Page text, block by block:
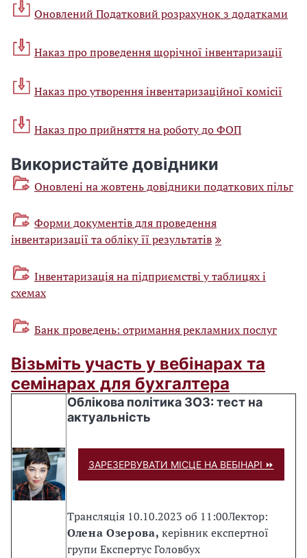
Оновлений Податковий розрахунок з додатками
Наказ про проведення щорічної інвентаризації
Наказ про утворення інвентаризаційної комісії
Наказ про прийняття на роботу до ФОП
Використайте довідники
Оновлені на жовтень довідники податкових пільг
Форми документів для проведення
інвентаризації та обліку її результатів
Інвентаризація на підприємстві у таблицях і
схемах
Банк проведень: отримання рекламних послуг
Візьміть участь у вебінарах та
семінарах для бухгалтера
Облікова політика ЗОЗ: тест на
актуальність
ЗАРЕЗЕРВУВАТИ МІСЦЕ НА ВЕБІНАРІ ⏩
Трансляція 10.10.2023 об 11:00Лектор:
Олена Озерова, керівник експертної
групи Експертус Головбух